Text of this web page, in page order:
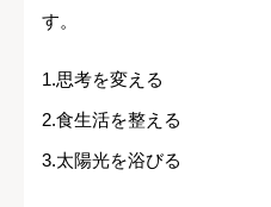
す。
1.思考を変える
2.食生活を整える
3.太陽光を浴びる